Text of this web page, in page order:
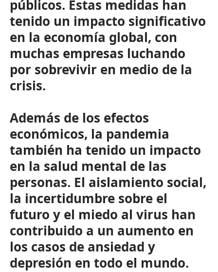
públicos. Estas medidas han
tenido un impacto significativo
en la economía global, con
muchas empresas luchando
por sobrevivir en medio de la
crisis.
Además de los efectos
económicos, la pandemia
también ha tenido un impacto
en la salud mental de las
personas. El aislamiento social,
la incertidumbre sobre el
futuro y el miedo al virus han
contribuido a un aumento en
los casos de ansiedad y
depresión en todo el mundo.